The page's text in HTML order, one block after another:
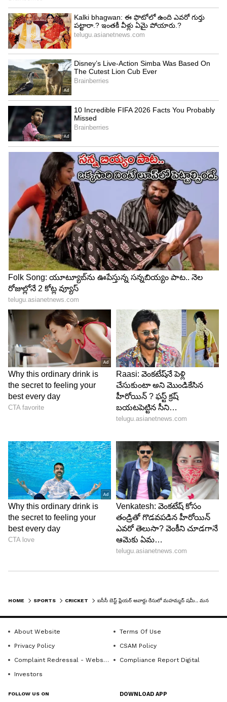
చేయ‌గా, వారిలో మ‌హ్మ‌ద్ ష‌మీ కూడా ఉన్నారు. కేవలం 6
మ్యాచ్‌ల్లో 23 వికెట్లు పడగొట్టి అద‌ర‌గొట్టాడు.
7
Glenn Maxwell
ఐసీసీ ప్లేయర్ ఆఫ్ ది మంత్ అవార్డుకు నామినీలలో
కంగారు జ‌ట్టు స్టార్ ప్లేయ‌ర్లు గ్లెన్ మ్యాక్స్ వెల్, ట్రావిస్ హెడ్
లు కూడా చోటుద‌క్కించుకున్నారు. దీంతో ఆసీస్ ఇద్ద‌రు
ప్లేయ‌ర్ల‌తో మహ్మద్ షమీ ఐసీసీ నవంబర్ ప్లేయర్ ఆఫ్ ది
మంత్ అవార్డు కోసం పోటీ ప‌డుతున్నాడు.
5
7
చేశాడు. అలాగే, ఐసీసీ ప్రపంచ కప్ 2023 ఫైనల్‌లో
విజయవంతమైన ఇన్నింగ్స్ ను ఆడాడు. ఇంకా, ప్రపంచ కప్
ముగిసిన వెంటనే భారత్‌తో జరిగిన టీ20 సిరీస్ లో గ్లెన్
సెంచరీతో అద‌ర‌గొట్టాడు.
HOME SPORTS CRICKET
About Website
Terms Of Use
Privacy Policy
CSAM Policy
Complaint Redressal - Website
Compliance Report Digital
Investors
FOLLOW US ON DOWNLOAD APP